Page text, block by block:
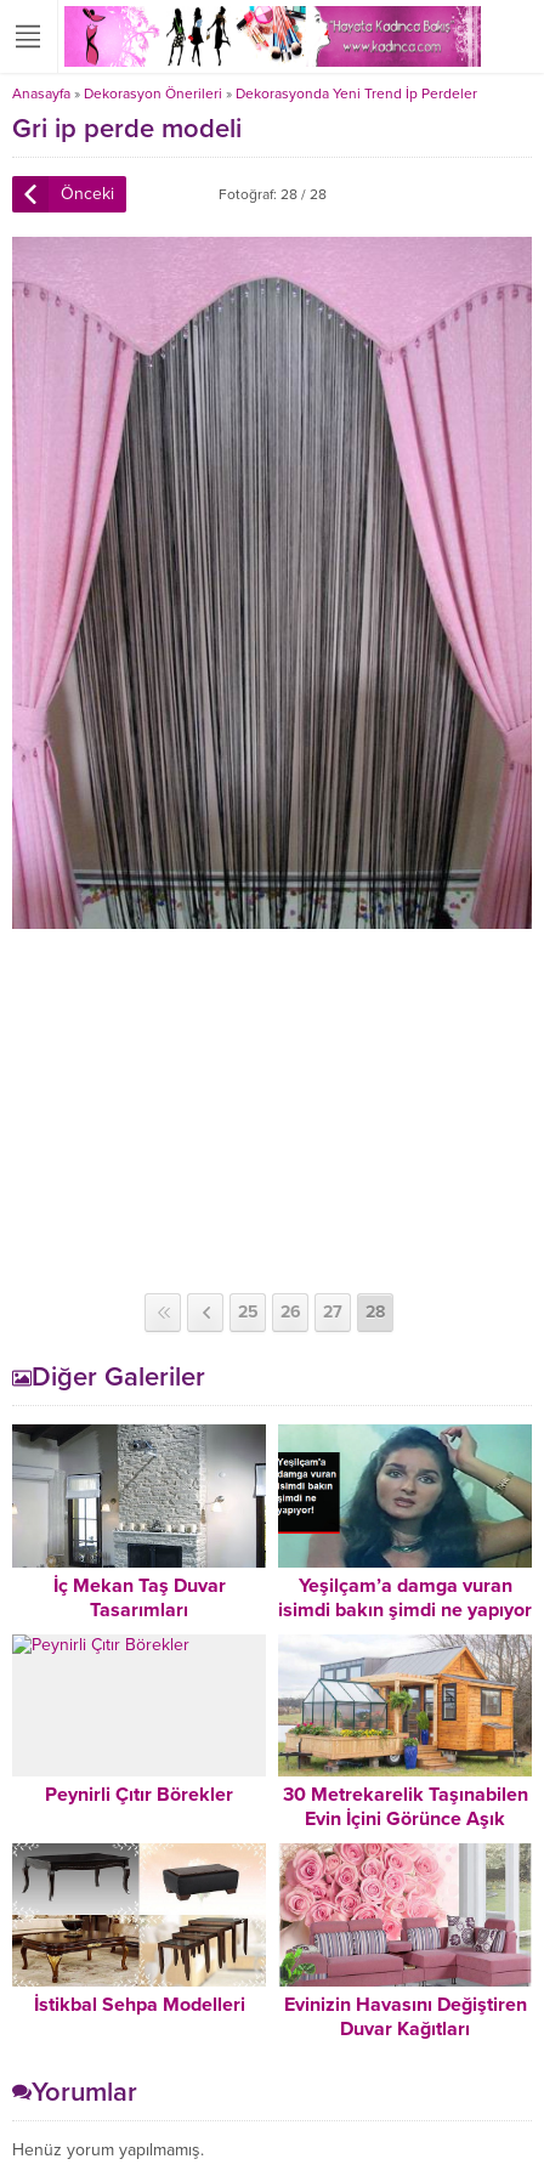
Anasayfa » Dekorasyon Önerileri » Dekorasyonda Yeni Trend İp Perdeler
Gri ip perde modeli
Önceki Fotoğraf: 28 / 28
25 26 27 28
Diğer Galeriler
İç Mekan Taş Duvar
Tasarımları
Yeşilçam’a damga vuran
isimdi bakın şimdi ne yapıyor
Peynirli Çıtır Börekler
30 Metrekarelik Taşınabilen
Evin İçini Görünce Aşık
Olacaksınız
İstikbal Sehpa Modelleri
Evinizin Havasını Değiştiren
Duvar Kağıtları
Yorumlar
Henüz yorum yapılmamış.